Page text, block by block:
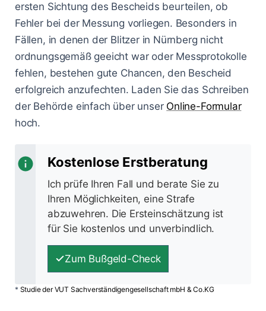
ersten Sichtung des Bescheids beurteilen, ob
Fehler bei der Messung vorliegen. Besonders in
Fällen, in denen der Blitzer in Nürnberg nicht
ordnungsgemäß geeicht war oder Messprotokolle
fehlen, bestehen gute Chancen, den Bescheid
erfolgreich anzufechten. Laden Sie das Schreiben
der Behörde einfach über unser Online-Formular
hoch.
Kostenlose Erstberatung
Ich prüfe Ihren Fall und berate Sie zu
Ihren Möglichkeiten, eine Strafe
abzuwehren. Die Ersteinschätzung ist
für Sie kostenlos und unverbindlich.
Zum Bußgeld-Check
* Studie der VUT Sachverständigengesellschaft mbH & Co.KG